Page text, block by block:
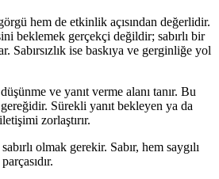
hem de etkinlik açısından değerlidir.
beklemek gerçekçi değildir; sabırlı bir
Sabırsızlık ise baskıya ve gerginliğe yol
ve yanıt verme alanı tanır. Bu
Sürekli yanıt bekleyen ya da
zorlaştırır.
olmak gerekir. Sabır, hem saygılı